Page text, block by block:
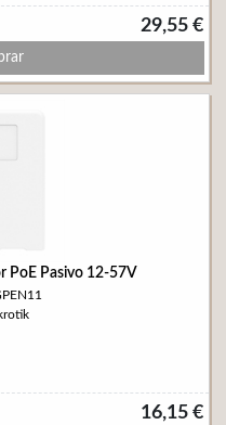
29,55 €
PoE Pasivo 12-57V
16,15 €